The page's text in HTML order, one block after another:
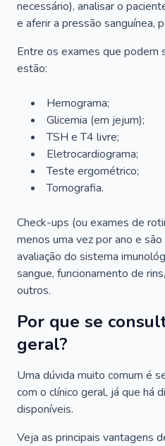
necessário), analisar o
e aferir a pressão sanguínea,
Entre os exames que podem
estão:
Hemograma;
Glicemia (em jejum);
TSH e T4 livre;
Eletrocardiograma;
Teste ergométrico;
Tomografia.
Check-ups (ou exames de
menos uma vez por ano e
avaliação do sistema
sangue, funcionamento de
outros.
Por que se
geral?
Uma dúvida muito comum é
com o clínico geral, já que há
disponíveis.
Veja as principais vantagens